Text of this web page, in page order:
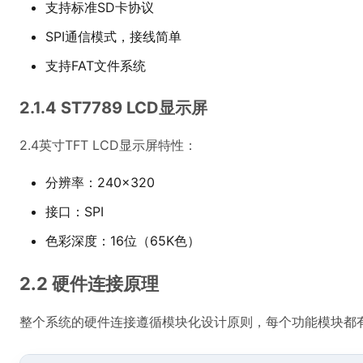
支持标准SD卡协议
SPI通信模式，接线简单
支持FAT文件系统
2.1.4 ST7789 LCD显示屏
2.4英寸TFT LCD显示屏特性：
分辨率：240×320
接口：SPI
色彩深度：16位（65K色）
2.2 硬件连接原理
整个系统的硬件连接遵循模块化设计原则，每个功能模块都